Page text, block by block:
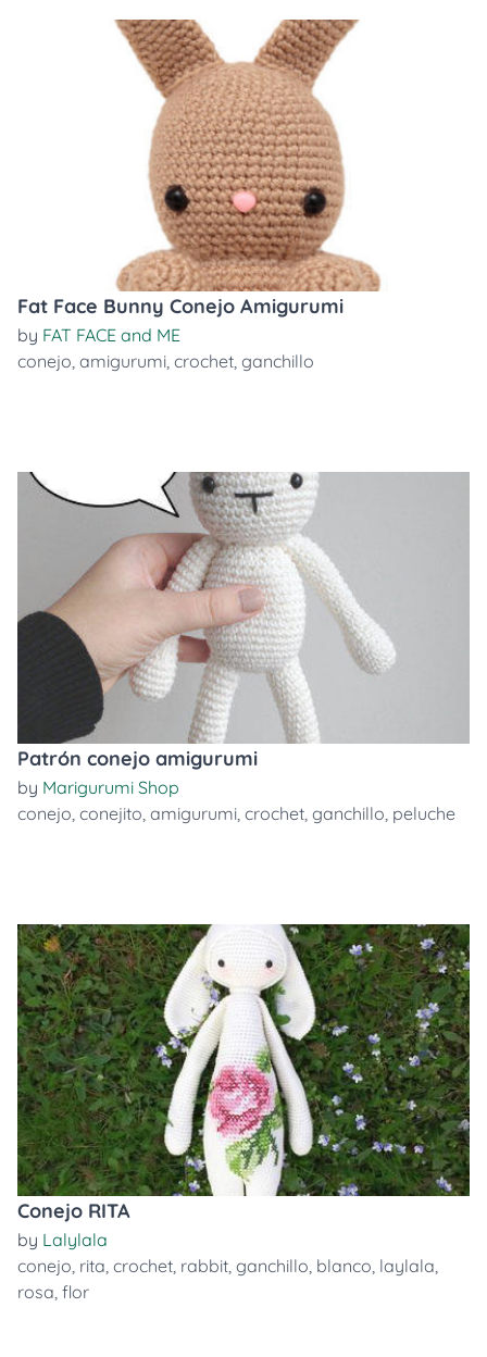
Fat Face Bunny Conejo Amigurumi
by FAT FACE and ME
conejo, amigurumi, crochet, ganchillo
Patrón conejo amigurumi
by Marigurumi Shop
conejo, conejito, amigurumi, crochet, ganchillo, peluche
Conejo RITA
by Lalylala
conejo, rita, crochet, rabbit, ganchillo, blanco, laylala,
rosa, flor